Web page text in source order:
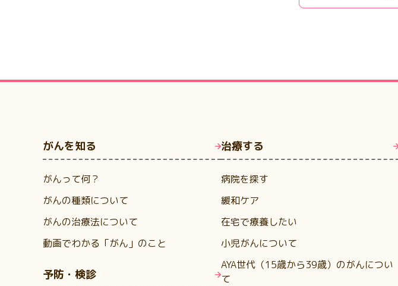
がんを知る
がんって何？
がんの種類について
がんの治療法について
動画でわかる「がん」のこと
予防・検診
治療する
病院を探す
緩和ケア
在宅で療養したい
小児がんについて
AYA世代（15歳から39歳）のがんについ
て